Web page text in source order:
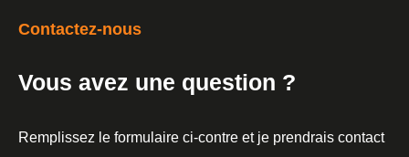
Contactez-nous
Vous avez une question ?
Remplissez le formulaire ci-contre et je prendrais contact